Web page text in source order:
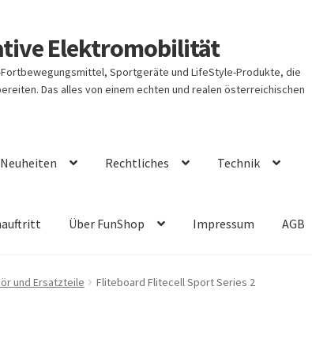
Elektromobilität
Sportgeräte und LifeStyle-Produkte, die
Das alles von einem echten und realen österreichischen
Neuheiten Rechtliches Technik
Über FunShop Impressum AGB
und Ersatzteile Fliteboard Flitecell Sport Series 2